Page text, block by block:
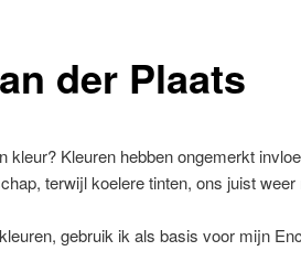
der Plaats
Kleuren hebben ongemerkt
terwijl koelere tinten, ons juist
gebruik ik als basis voor mijn